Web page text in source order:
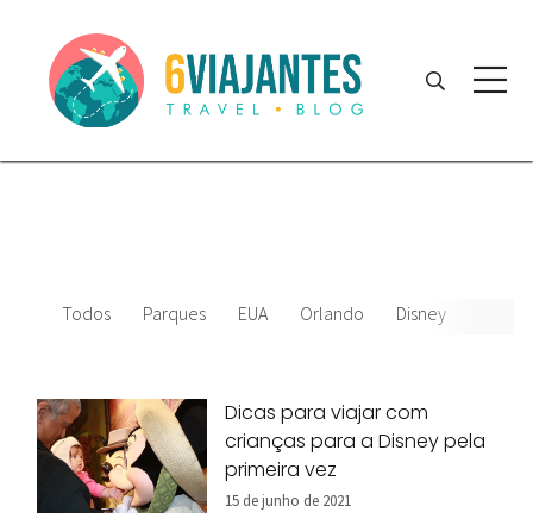
Todos Parques EUA Orlando Disney
Dicas para viajar com
crianças para a Disney pela
primeira vez
15 de junho de 2021